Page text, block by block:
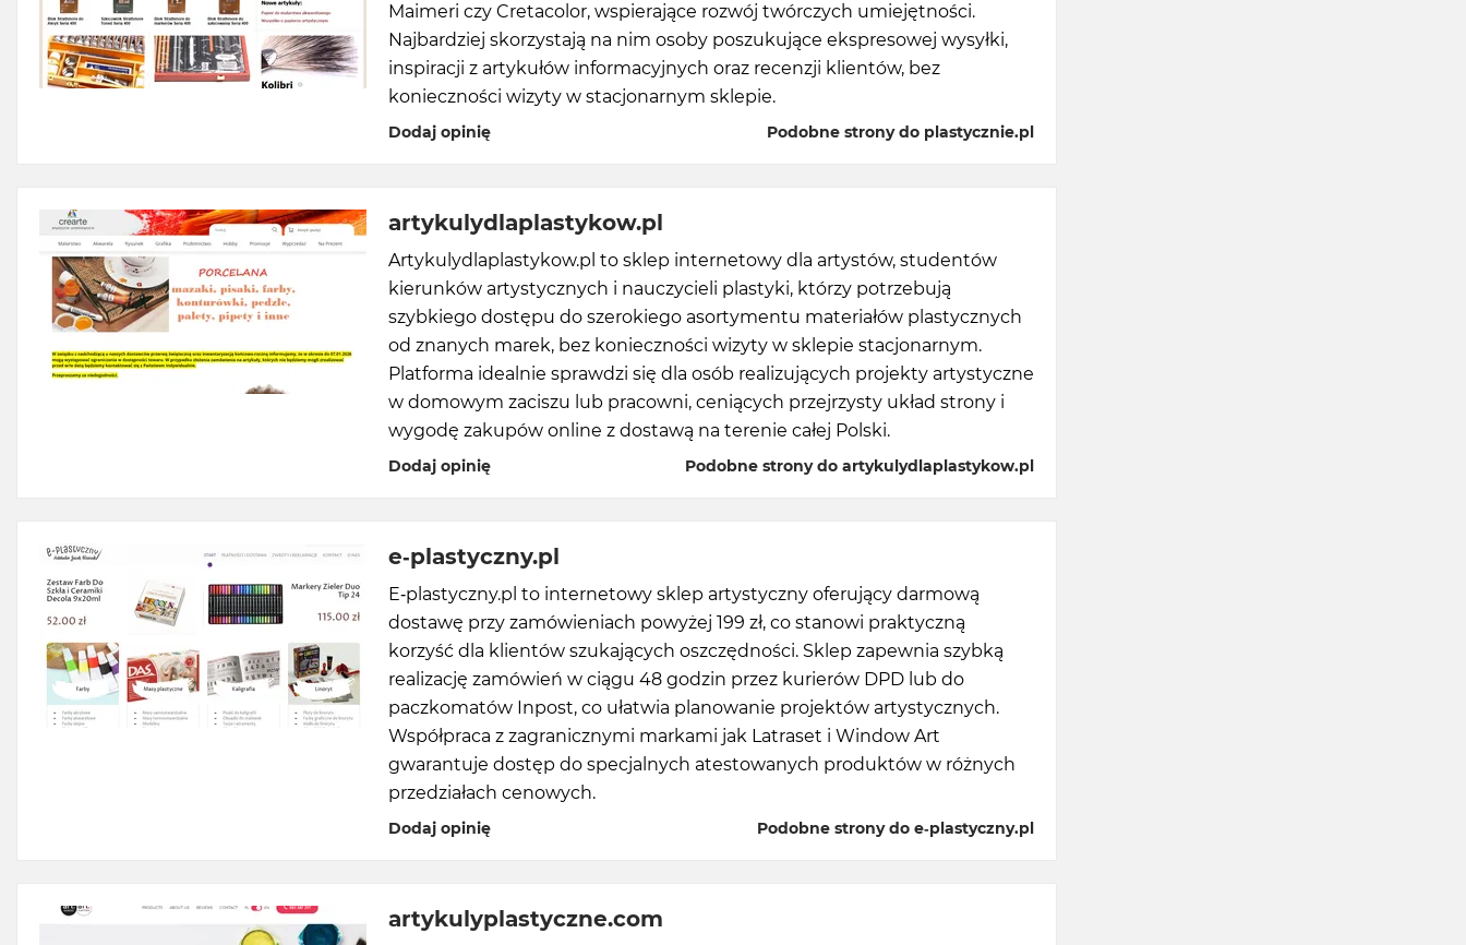
Maimeri czy Cretacolor, wspierające rozwój twórczych umiejętności.
Najbardziej skorzystają na nim osoby poszukujące ekspresowej wysyłki,
inspiracji z artykułów informacyjnych oraz recenzji klientów, bez
konieczności wizyty w stacjonarnym sklepie.
Dodaj opinię Podobne strony do plastycznie.pl
artykulydlaplastykow.pl
Artykulydlaplastykow.pl to sklep internetowy dla artystów, studentów
kierunków artystycznych i nauczycieli plastyki, którzy potrzebują
szybkiego dostępu do szerokiego asortymentu materiałów plastycznych
od znanych marek, bez konieczności wizyty w sklepie stacjonarnym.
Platforma idealnie sprawdzi się dla osób realizujących projekty artystyczne
w domowym zaciszu lub pracowni, ceniących przejrzysty układ strony i
wygodę zakupów online z dostawą na terenie całej Polski.
Dodaj opinię Podobne strony do artykulydlaplastykow.pl
e-plastyczny.pl
E-plastyczny.pl to internetowy sklep artystyczny oferujący darmową
dostawę przy zamówieniach powyżej 199 zł, co stanowi praktyczną
korzyść dla klientów szukających oszczędności. Sklep zapewnia szybką
realizację zamówień w ciągu 48 godzin przez kurierów DPD lub do
paczkomatów Inpost, co ułatwia planowanie projektów artystycznych.
Współpraca z zagranicznymi markami jak Latraset i Window Art
gwarantuje dostęp do specjalnych atestowanych produktów w różnych
przedziałach cenowych.
Dodaj opinię Podobne strony do e-plastyczny.pl
artykulyplastyczne.com